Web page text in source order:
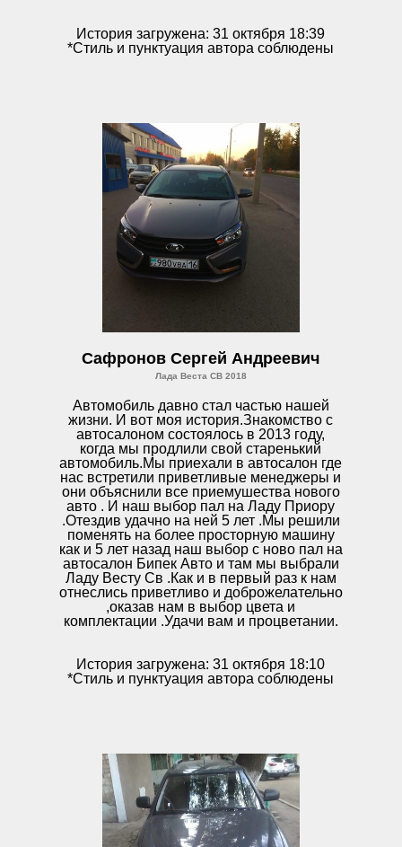
История загружена: 31 октября 18:39
*Стиль и пунктуация автора соблюдены
Сафронов Сергей Андреевич
Лада Веста СВ 2018
Автомобиль давно стал частью нашей
жизни. И вот моя история.Знакомство с
автосалоном состоялось в 2013 году,
когда мы продлили свой старенький
автомобиль.Мы приехали в автосалон где
нас встретили приветливые менеджеры и
они объяснили все приемушества нового
авто . И наш выбор пал на Ладу Приору
.Отездив удачно на ней 5 лет .Мы решили
поменять на более просторную машину
как и 5 лет назад наш выбор с ново пал на
автосалон Бипек Авто и там мы выбрали
Ладу Весту Св .Как и в первый раз к нам
отнеслись приветливо и доброжелательно
,оказав нам в выбор цвета и
комплектации .Удачи вам и процветании.
История загружена: 31 октября 18:10
*Стиль и пунктуация автора соблюдены